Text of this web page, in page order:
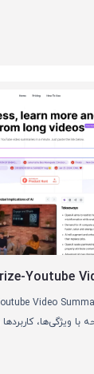
Youtube
ویژگی‌ها، کاربردها